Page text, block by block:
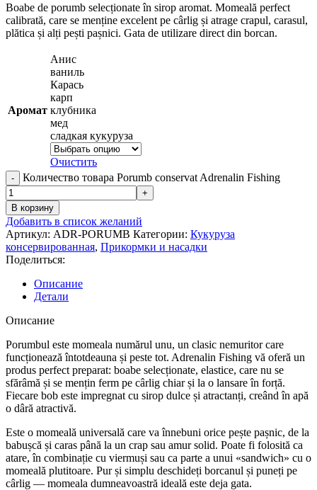
Boabe de porumb selecționate în sirop aromat. Momeală perfect
calibrată, care se menține excelent pe cârlig și atrage crapul, carasul,
plătica și alți pești pașnici. Gata de utilizare direct din borcan.
Аромат
Анис
ваниль
Карась
карп
клубника
мед
сладкая кукуруза
Очистить
Количество товара Porumb conservat Adrenalin Fishing
В корзину
Добавить в список желаний
Артикул: ADR-PORUMB Категории: Кукуруза
консервированная, Прикормки и насадки
Поделиться:
Описание
Детали
Описание
Porumbul este momeala numărul unu, un clasic nemuritor care
funcționează întotdeauna și peste tot. Adrenalin Fishing vă oferă un
produs perfect preparat: boabe selecționate, elastice, care nu se
sfărâmă și se mențin ferm pe cârlig chiar și la o lansare în forță.
Fiecare bob este impregnat cu sirop dulce și atractanți, creând în apă
o dâră atractivă.
Este o momeală universală care va înnebuni orice pește pașnic, de la
babușcă și caras până la un crap sau amur solid. Poate fi folosită ca
atare, în combinație cu viermuși sau ca parte a unui «sandwich» cu o
momeală plutitoare. Pur și simplu deschideți borcanul și puneți pe
cârlig — momeala dumneavoastră ideală este deja gata.